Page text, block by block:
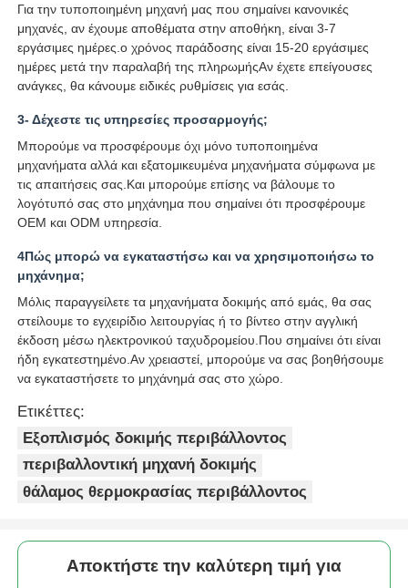
Για την τυποποιημένη μηχανή μας που σημαίνει κανονικές
μηχανές, αν έχουμε αποθέματα στην αποθήκη, είναι 3-7
εργάσιμες ημέρες.ο χρόνος παράδοσης είναι 15-20 εργάσιμες
ημέρες μετά την παραλαβή της πληρωμήςΑν έχετε επείγουσες
ανάγκες, θα κάνουμε ειδικές ρυθμίσεις για εσάς.
3- Δέχεστε τις υπηρεσίες προσαρμογής;
Μπορούμε να προσφέρουμε όχι μόνο τυποποιημένα
μηχανήματα αλλά και εξατομικευμένα μηχανήματα σύμφωνα με
τις απαιτήσεις σας.Και μπορούμε επίσης να βάλουμε το
λογότυπό σας στο μηχάνημα που σημαίνει ότι προσφέρουμε
OEM και ODM υπηρεσία.
4Πώς μπορώ να εγκαταστήσω και να χρησιμοποιήσω το
μηχάνημα;
Μόλις παραγγείλετε τα μηχανήματα δοκιμής από εμάς, θα σας
στείλουμε το εγχειρίδιο λειτουργίας ή το βίντεο στην αγγλική
έκδοση μέσω ηλεκτρονικού ταχυδρομείου.Που σημαίνει ότι είναι
ήδη εγκατεστημένο.Αν χρειαστεί, μπορούμε να σας βοηθήσουμε
να εγκαταστήσετε το μηχάνημά σας στο χώρο.
Ετικέττες:
Εξοπλισμός δοκιμής περιβάλλοντος
περιβαλλοντική μηχανή δοκιμής
θάλαμος θερμοκρασίας περιβάλλοντος
Αποκτήστε την καλύτερη τιμή για